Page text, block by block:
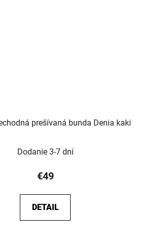
prešívaná bunda Denia kaki
Dodanie 3-7 dní
€49
DETAIL